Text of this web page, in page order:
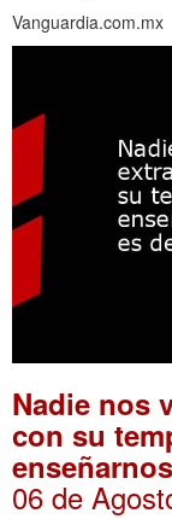
Vanguardia.com.mx
Nadie nos
con su
06 de